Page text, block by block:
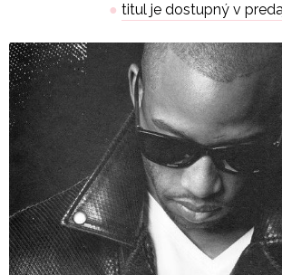
11. Like A Dog
12. Laveau Dirge Finale
● titul je dostupný v